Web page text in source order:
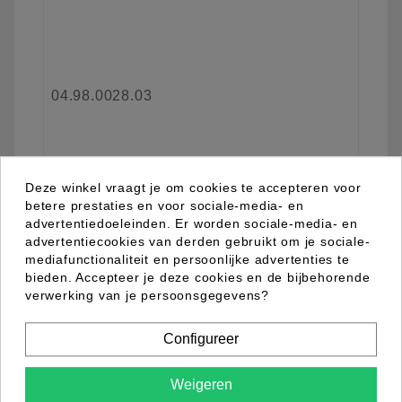
04.98.0028.03
Meer informatie
Nieuw
favorite_border
Deze winkel vraagt je om cookies te accepteren voor
betere prestaties en voor sociale-media- en
advertentiedoeleinden. Er worden sociale-media- en
advertentiecookies van derden gebruikt om je sociale-
mediafunctionaliteit en persoonlijke advertenties te
bieden. Accepteer je deze cookies en de bijbehorende
verwerking van je persoonsgegevens?
Configureer
Weigeren